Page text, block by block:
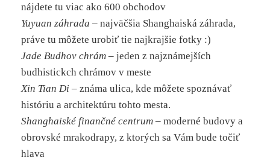
nájdete tu viac ako 600 obchodov
Yuyuan záhrada – najväčšia Shanghaiská záhrada,
práve tu môžete urobiť tie najkrajšie fotky :)
Jade Budhov chrám – jeden z najznámejších
budhistickch chrámov v meste
Xin Tian Di – známa ulica, kde môžete spoznávať
históriu a architektúru tohto mesta.
Shanghaiské finančné centrum – moderné budovy a
obrovské mrakodrapy, z ktorých sa Vám bude točiť
hlava